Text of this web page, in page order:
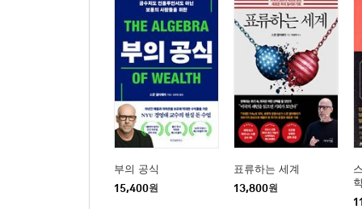
부의 공식
15,400원
표류하는 세계
13,800원